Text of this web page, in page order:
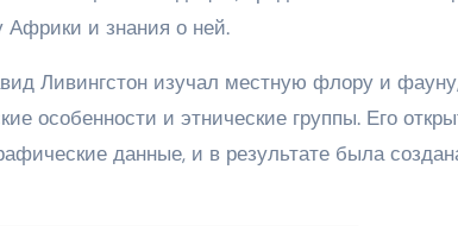
Африки и знания о ней.
Ливингстон изучал местную флору и
особенности и этнические группы. Его
данные, и в результате была